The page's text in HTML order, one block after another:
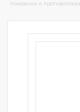
показания и